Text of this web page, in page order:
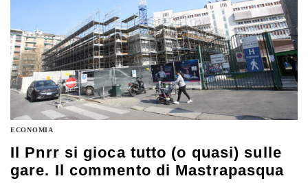
ECONOMIA
Il Pnrr si gioca tutto (o quasi) sulle
gare. Il commento di Mastrapasqua